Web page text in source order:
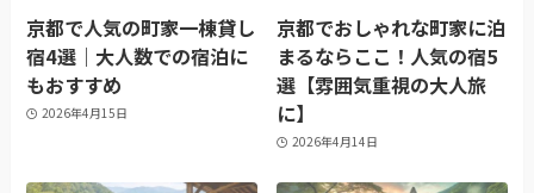
京都で人気の町家一棟貸し
宿4選｜大人数での宿泊に
もおすすめ
2026年4月15日
京都でおしゃれな町家に泊
まるならここ！人気の宿5
選【雰囲気重視の大人旅
に】
2026年4月14日